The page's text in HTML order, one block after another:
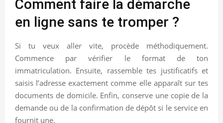
Comment faire la démarche
en ligne sans te tromper ?
Si tu veux aller vite, procède méthodiquement.
Commence par vérifier le format de ton
immatriculation. Ensuite, rassemble tes justificatifs et
saisis l’adresse exactement comme elle apparaît sur tes
documents de domicile. Enfin, conserve une copie de la
demande ou de la confirmation de dépôt si le service en
fournit une.